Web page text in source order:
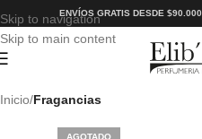
Skip to navigation
Skip to main content
ENVÍOS GRATIS DESDE $90.000
Inicio Fragancias
AGOTADO